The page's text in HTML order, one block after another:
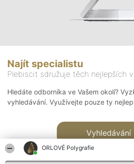
ORLOVÉ Polygrafie
Najít specialistu
Plebiscit sdružuje těch nejlepších
Hledáte odborníka ve Vašem okolí?
vyhledávání. Využívejte pouze ty
Vyhledávání